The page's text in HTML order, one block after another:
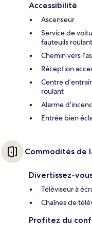
Accessibilité
Ascenseur
Service de
fauteuils
Chemin vers
Réception
Centre
roulant
Alarme
Entrée bien
Commodités de
Divertissez-
Téléviseur à
Chaînes de
Profitez du